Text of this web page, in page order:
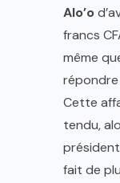
Alo’o
francs
même
Cette
tendu,
président
fait de